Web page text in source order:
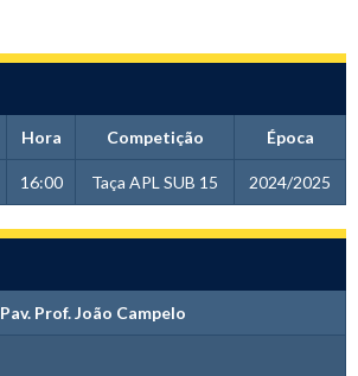
Hora Competição Época
16:00 Taça APL SUB 15 2024/2025
Pav. Prof. João Campelo